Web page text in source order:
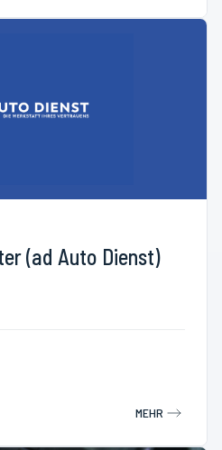
(ad Auto Dienst)
MEHR